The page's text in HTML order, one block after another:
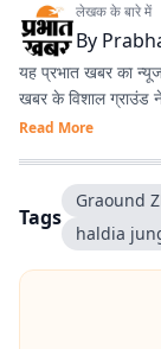
लेखक के बारे में
By
यह प्रभात खबर का
खबर के विशाल ग्राउंड
Read More
Tags
Graound
haldia